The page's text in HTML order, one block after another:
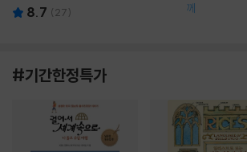
8.7 ( 27)
께
#기간한정특가